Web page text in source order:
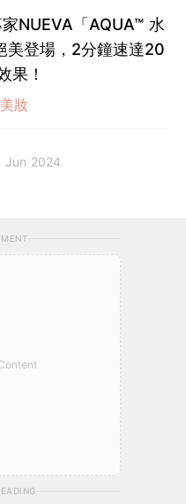
NUEVA「AQUA™ 水
美登場，2分鐘速達20
果！
妝
Jun 2024